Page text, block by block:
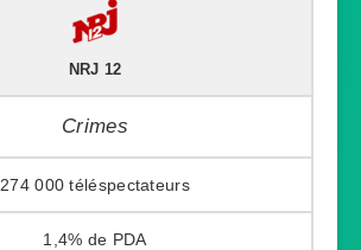
NRJ 12
Crimes
274 000
1,4%